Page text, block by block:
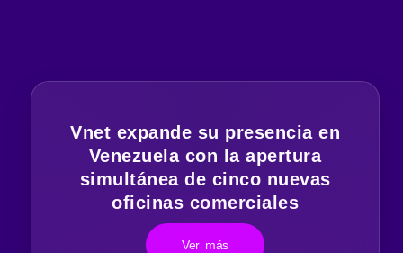
Vnet expande su presencia en
Venezuela con la apertura
simultánea de cinco nuevas
oficinas comerciales
Ver más